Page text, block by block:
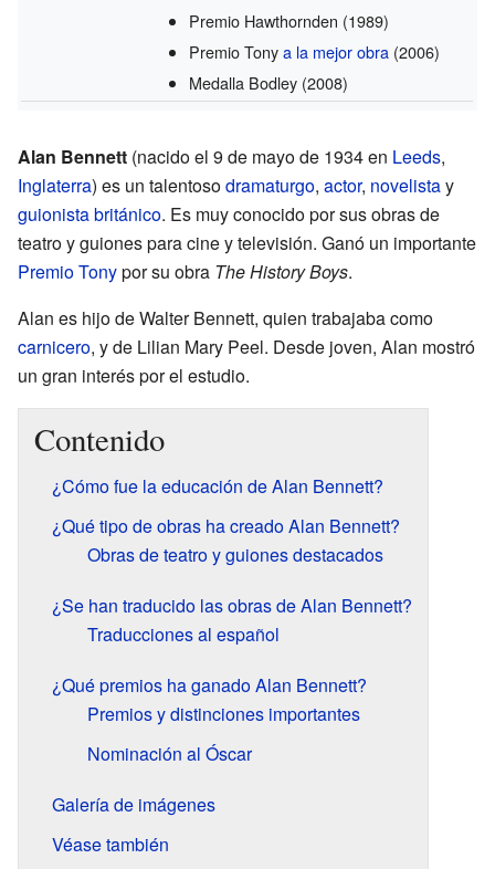
Premio Hawthornden (1989)
Premio Tonya la mejor obra (2006)
Medalla Bodley (2008)
Alan Bennett (nacido el 9 de mayo de 1934 en Leeds,
Inglaterra) es un talentosodramaturgo, actor, novelistay
guionistabritánico. Es muy conocido por sus obras de
teatro y guiones para cine y televisión. Ganó un importante
Premio Tonypor su obra The History Boys.
Alan es hijo de Walter Bennett, quien trabajaba como
carnicero, y de Lilian Mary Peel. Desde joven, Alan mostró
un gran interés por el estudio.
Contenido
¿Cómo fue la educación de Alan Bennett?
¿Qué tipo de obras ha creado Alan Bennett?
Obras de teatro y guiones destacados
¿Se han traducido las obras de Alan Bennett?
Traducciones al español
¿Qué premios ha ganado Alan Bennett?
Premios y distinciones importantes
Nominación al Óscar
Galería de imágenes
Véase también